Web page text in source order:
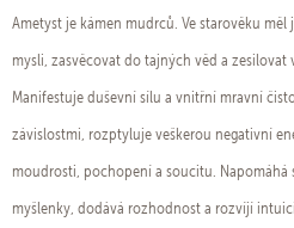
Ametyst je kámen mudrců. Ve starověku
mysli, zasvěcovat do tajných věd a zesilovat
Manifestuje duševní sílu a vnitřní mravní
závislostmi, rozptyluje veškerou negativní
moudrosti, pochopení a soucitu.
myšlenky, dodává rozhodnost a rozvíjí